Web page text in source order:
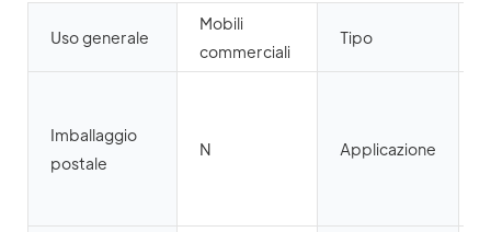
Uso generale
Mobili
commerciali
Tipo
Imballaggio
postale
N Applicazione